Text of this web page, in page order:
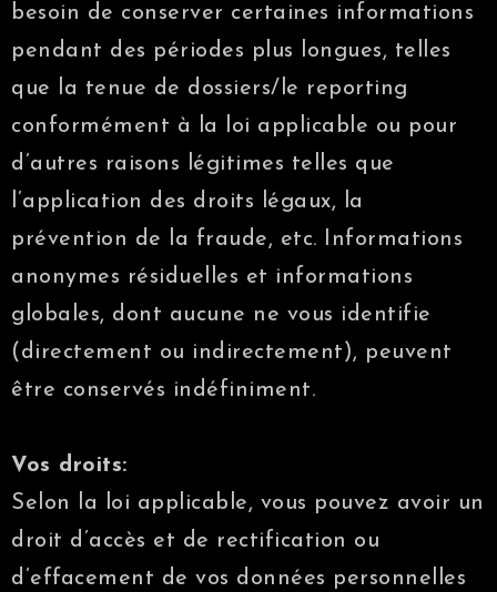
besoin de conserver certaines informations
pendant des périodes plus longues, telles
que la tenue de dossiers/le reporting
conformément à la loi applicable ou pour
d’autres raisons légitimes telles que
l’application des droits légaux, la
prévention de la fraude, etc. Informations
anonymes résiduelles et informations
globales, dont aucune ne vous identifie
(directement ou indirectement), peuvent
être conservés indéfiniment.
Vos droits:
Selon la loi applicable, vous pouvez avoir un
droit d’accès et de rectification ou
d’effacement de vos données personnelles